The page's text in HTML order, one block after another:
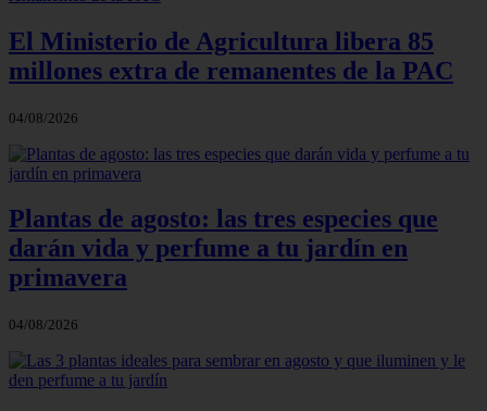
El Ministerio de Agricultura libera 85
millones extra de remanentes de la PAC
04/08/2026
Plantas de agosto: las tres especies que
darán vida y perfume a tu jardín en
primavera
04/08/2026